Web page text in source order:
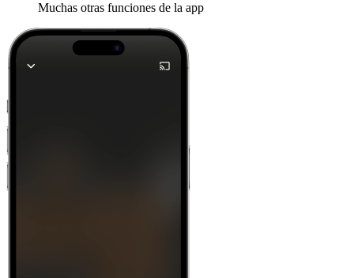
Muchas otras funciones de la app